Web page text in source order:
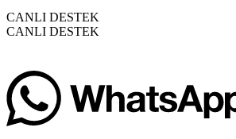
CANLI DESTEK
CANLI DESTEK